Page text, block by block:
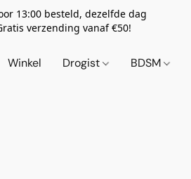
13:00 besteld, dezelfde dag
verzending vanaf €50!
Winkel Drogist BDSM